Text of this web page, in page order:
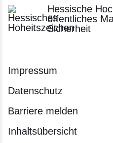
Hessische
öffentliches
Sicherheit
Impressum
Datenschutz
Barriere melden
Inhaltsübersicht